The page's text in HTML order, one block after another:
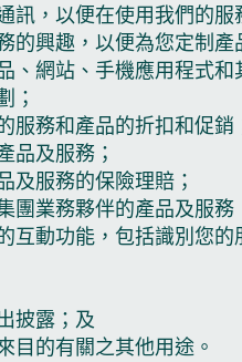
訊，以便在使用我們的
興趣，以便為您定制產
、網站、手機應用程式
；
服務和產品的折扣和促銷
品及服務；
及服務的保險理賠；
團業務夥伴的產品及服務
互動功能，包括識別您
披露；及
目的有關之其他用途。